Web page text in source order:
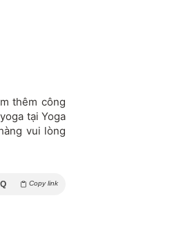
thêm công
tại Yoga
vui lòng
Copy link